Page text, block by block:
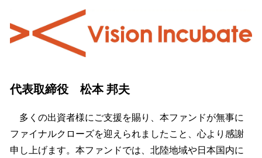
代表取締役 松本 邦夫
多くの出資者様にご支援を賜り、本ファンドが無事に
ファイナルクローズを迎えられましたこと、心より感謝
申し上げます。本ファンドでは、北陸地域や日本国内に